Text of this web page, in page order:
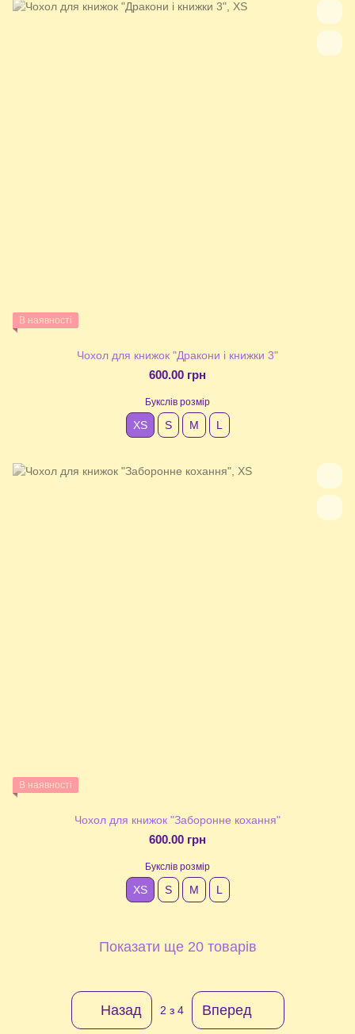
В наявності
Чохол для книжок "Дракони і книжки 3"
600.00 грн
Букслів розмір
XS S М L
В наявності
Чохол для книжок "Заборонне кохання"
600.00 грн
Букслів розмір
XS S М L
Показати ще 20 товарів
Назад 2 з 4 Вперед